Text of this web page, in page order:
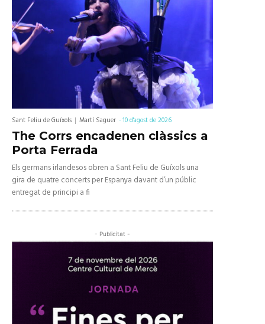
Sant Feliu de Guíxols Martí Saguer -10 d'agost de 2026
The Corrs encadenen clàssics a
Porta Ferrada
Els germans irlandesos obren a Sant Feliu de Guíxols una
gira de quatre concerts per Espanya davant d’un públic
entregat de principi a fi
- Publicitat -